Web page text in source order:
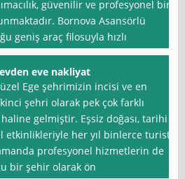
güvenilir ve profesyonel bir
Bornova Asansörlü
geniş araç filosuyla hızlı
eve nakliyat
Ege şehrimizin incisi ve en
şehri olarak pek çok farklı
gelmiştir. Eşsiz doğası, tarihi
her yıl binlerce turisti
profesyonel hizmetlerin de
bir şehir olarak ön